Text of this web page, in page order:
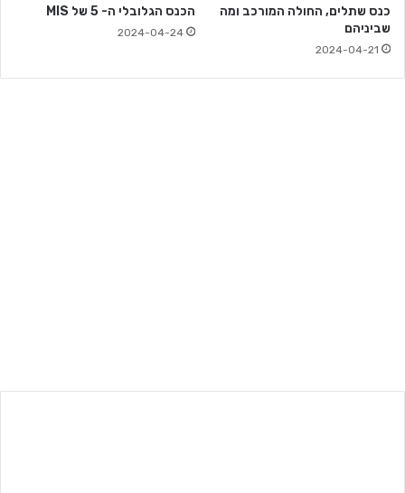
כנס שתלים, החולה המורכב ומה
שביניהם
2024-04-21
הכנס הגלובלי ה- 5 של MIS
2024-04-24